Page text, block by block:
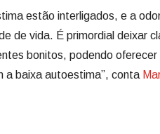
estão interligados, e a
de vida. É primordial deixar
bonitos, podendo
a baixa autoestima”, conta